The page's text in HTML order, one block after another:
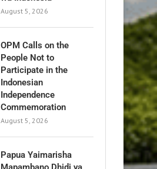
August 5, 2026
OPM Calls on the
People Not to
Participate in the
Indonesian
Independence
Commemoration
August 5, 2026
Papua Yaimarisha